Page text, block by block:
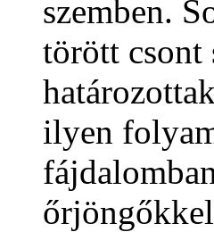
szemben.
törött csont
ilyen